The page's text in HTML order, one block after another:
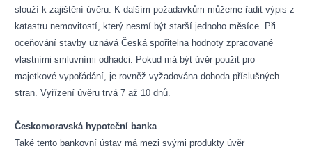
slouží k zajištění úvěru. K dalším požadavkům můžeme řadit výpis z
katastru nemovitostí, který nesmí být starší jednoho měsíce. Při
oceňování stavby uznává Česká spořitelna hodnoty zpracované
vlastními smluvními odhadci. Pokud má být úvěr použit pro
majetkové vypořádání, je rovněž vyžadována dohoda příslušných
stran. Vyřízení úvěru trvá 7 až 10 dnů.
Českomoravská hypoteční banka
Také tento bankovní ústav má mezi svými produkty úvěr